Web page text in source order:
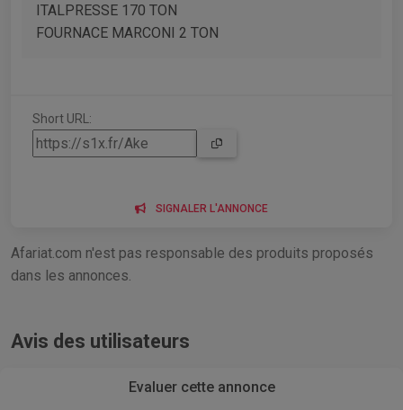
ITALPRESSE 170 TON
FOURNACE MARCONI 2 TON
Short URL:
SIGNALER L'ANNONCE
Afariat.com n'est pas responsable des produits proposés
dans les annonces.
Avis des utilisateurs
Evaluer cette annonce